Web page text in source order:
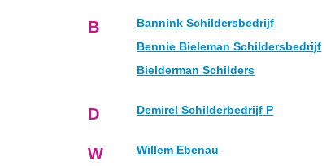
B
Bannink Schildersbedrijf
Bennie Bieleman Schildersbedrijf
Bielderman Schilders
D Demirel Schilderbedrijf P
W Willem Ebenau